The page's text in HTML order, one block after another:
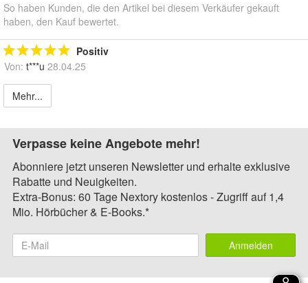
So haben Kunden, die den Artikel bei diesem Verkäufer gekauft
haben, den Kauf bewertet.
Positiv
Von: t***u 28.04.25
Mehr...
Verpasse keine Angebote mehr!
Abonniere jetzt unseren Newsletter und erhalte exklusive
Rabatte und Neuigkeiten.
Extra-Bonus: 60 Tage Nextory kostenlos - Zugriff auf 1,4
Mio. Hörbücher & E-Books.*
Anmelden